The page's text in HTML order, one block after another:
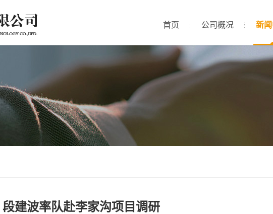
首页 公司概况 新
段建波率队赴李家沟项目调研